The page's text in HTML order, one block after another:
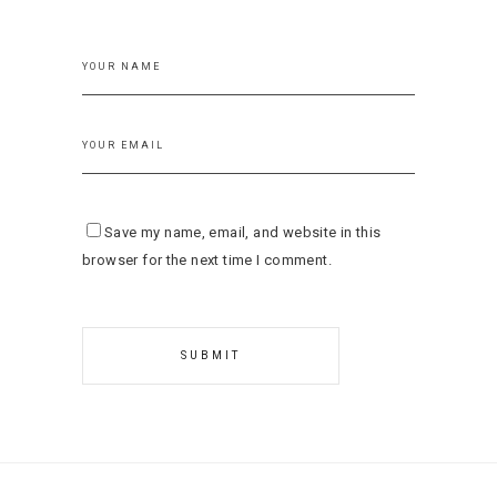
Save my name, email, and website in this
browser for the next time I comment.